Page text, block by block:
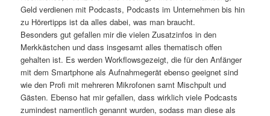
Geld verdienen mit Podcasts, Podcasts im Unternehmen bis hin
zu Hörertipps ist da alles dabei, was man braucht.
Besonders gut gefallen mir die vielen Zusatzinfos in den
Merkkästchen und dass insgesamt alles thematisch offen
gehalten ist. Es werden Workflowsgezeigt, die für den Anfänger
mit dem Smartphone als Aufnahmegerät ebenso geeignet sind
wie den Profi mit mehreren Mikrofonen samt Mischpult und
Gästen. Ebenso hat mir gefallen, dass wirklich viele Podcasts
zumindest namentlich genannt wurden, sodass man diese als